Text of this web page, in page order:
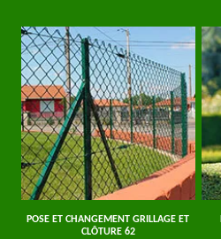
POSE ET CHANGEMENT GRILLAGE ET
CLÔTURE 62